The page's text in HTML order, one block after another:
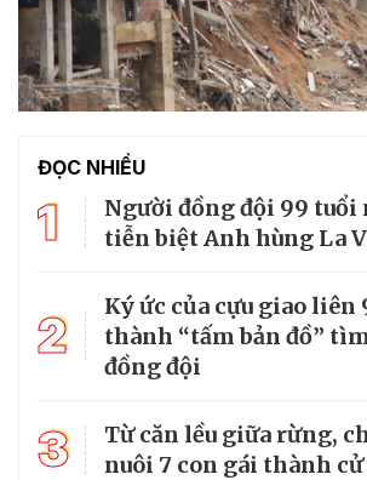
ĐỌC NHIỀU
1
Người đồng đội 99 tuổi
tiễn biệt Anh hùng La
2
Ký ức của cựu giao liên
thành “tấm bản đồ”
đồng đội
3
Từ căn lều giữa rừng,
nuôi 7 con gái thành